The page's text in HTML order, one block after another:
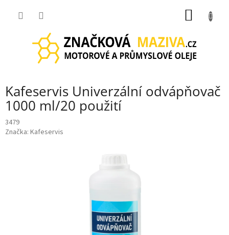
Kafeservis Univerzální odvápňovač
1000 ml/20 použití
3479
Značka: Kafeservis